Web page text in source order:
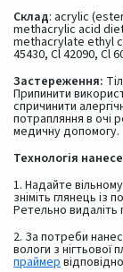
Склад: acrylic
methacrylic acid
methacrylate ethyl
45430, Cl 42090, Cl
Застереження:
Припинити
спричинити
потрапляння в очі
медичну допомогу.
Технологія
1. Надайте
зніміть глянець із
Ретельно видаліть
2. За потреби
вологи з нігтьової
праймер